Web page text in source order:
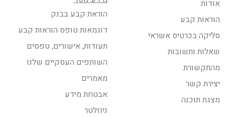
אודות
הוראות קבע
סליקה בכרטיס אשראי
שאלות ותשובות
מהתקשורת
יצירת קשר
מצגת תוכנה
הוראת קבע בבנק
דוגמאות טופס הוראות קבע
תעודות, אישורים, טפסים
השותפים העסקיים שלנו
מאמרים
אבטחת מידע
ניוזלטר